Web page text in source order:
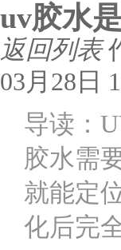
uv胶水
返回列表
03月28日
导读：
胶水需
就能定
化后完